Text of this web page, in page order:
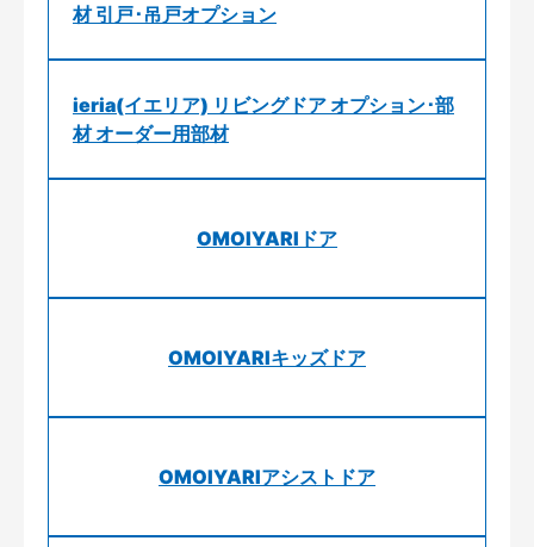
材 引戸･吊戸オプション
ieria(イエリア) リビングドア オプション･部
材 オーダー用部材
OMOIYARIドア
OMOIYARIキッズドア
OMOIYARIアシストドア